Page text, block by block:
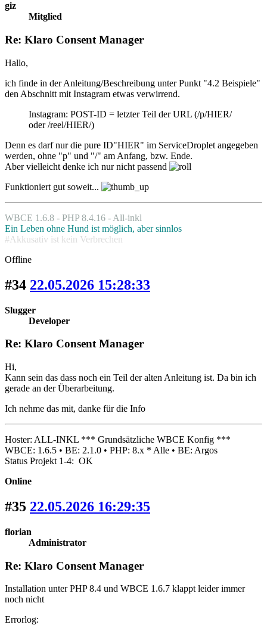
giz
Mitglied
Re: Klaro Consent Manager
Hallo,
ich finde in der Anleitung/Beschreibung unter Punkt "4.2 Beispiele"
den Abschnitt mit Instagram etwas verwirrend.
Instagram: POST-ID = letzter Teil der URL (/p/HIER/
oder /reel/HIER/)
Denn es darf nur die pure ID"HIER" im ServiceDroplet angegeben
werden, ohne "p" und "/" am Anfang, bzw. Ende.
Aber vielleicht denke ich nur nicht passend
Funktioniert gut soweit...
WBCE 1.6.8 - PHP 8.4.16 - All-inkl
Ein Leben ohne Hund ist möglich, aber sinnlos
#Akkusativ ist kein Verbrechen
Offline
#34 22.05.2026 15:28:33
Slugger
Developer
Re: Klaro Consent Manager
Hi,
Kann sein das dass noch ein Teil der alten Anleitung ist. Da bin ich
gerade an der Überarbeitung.
Ich nehme das mit, danke für die Info
Hoster: ALL-INKL *** Grundsätzliche WBCE Konfig ***
WBCE: 1.6.5 • BE: 2.1.0 • PHP: 8.x * Alle • BE: Argos
Status Projekt 1-4: OK
Online
#35 22.05.2026 16:29:35
florian
Administrator
Re: Klaro Consent Manager
Installation unter PHP 8.4 und WBCE 1.6.7 klappt leider immer
noch nicht
Errorlog: